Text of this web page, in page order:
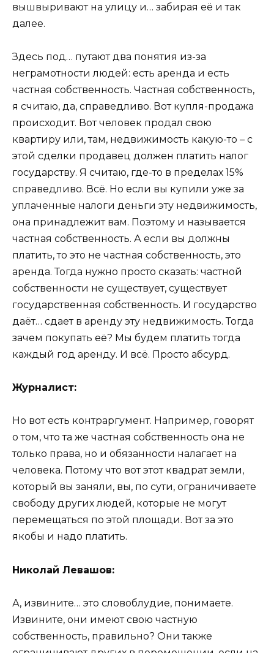
вышвыривают на улицу и… забирая её и так
далее.
Здесь под… путают два понятия из-за
неграмотности людей: есть аренда и есть
частная собственность. Частная собственность,
я считаю, да, справедливо. Вот купля-продажа
происходит. Вот человек продал свою
квартиру или, там, недвижимость какую-то – с
этой сделки продавец должен платить налог
государству. Я считаю, где-то в пределах 15%
справедливо. Всё. Но если вы купили уже за
уплаченные налоги деньги эту недвижимость,
она принадлежит вам. Поэтому и называется
частная собственность. А если вы должны
платить, то это не частная собственность, это
аренда. Тогда нужно просто сказать: частной
собственности не существует, существует
государственная собственность. И государство
даёт… сдает в аренду эту недвижимость. Тогда
зачем покупать её? Мы будем платить тогда
каждый год аренду. И всё. Просто абсурд.
Журналист:
Но вот есть контраргумент. Например, говорят
о том, что та же частная собственность она не
только права, но и обязанности налагает на
человека. Потому что вот этот квадрат земли,
который вы заняли, вы, по сути, ограничиваете
свободу других людей, которые не могут
перемещаться по этой площади. Вот за это
якобы и надо платить.
Николай Левашов:
А, извините… это словоблудие, понимаете.
Извините, они имеют свою частную
собственность, правильно? Они также